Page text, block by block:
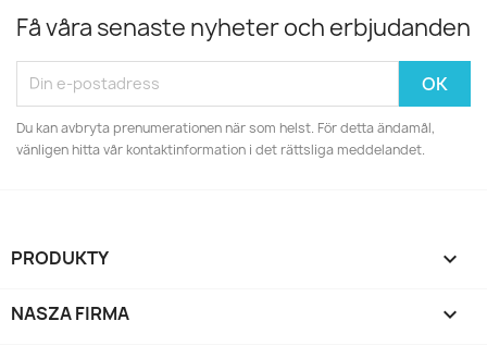
Få våra senaste nyheter och erbjudanden
Du kan avbryta prenumerationen när som helst. För detta ändamål,
vänligen hitta vår kontaktinformation i det rättsliga meddelandet.
PRODUKTY 
NASZA FIRMA 